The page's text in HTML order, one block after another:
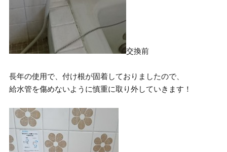
交換前
長年の使用で、付け根が固着しておりましたので、
給水管を傷めないように慎重に取り外していきます！